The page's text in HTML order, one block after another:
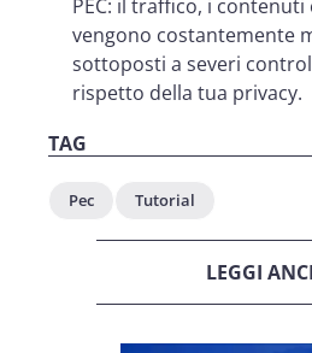
PEC: il traffico, i contenuti
vengono costantemente
sottoposti a severi
rispetto della tua privacy.
TAG
Pec Tutorial
LEGGI